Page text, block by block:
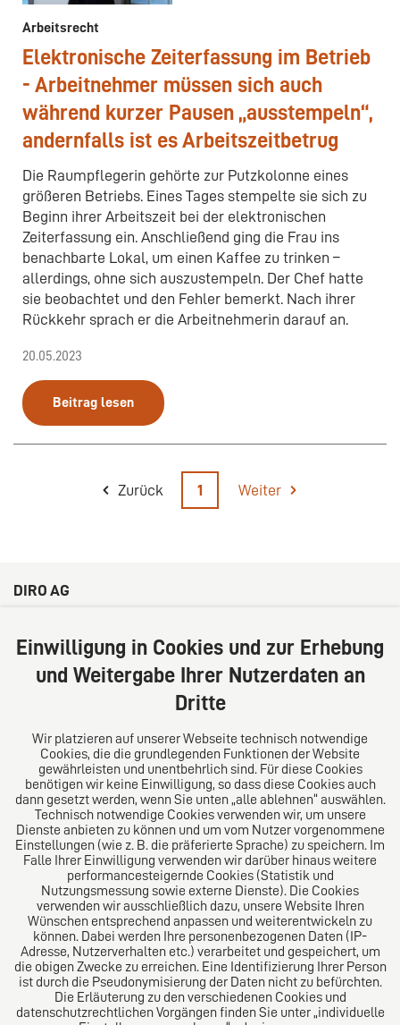
Arbeitsrecht
Elektronische Zeiterfassung im Betrieb
- Arbeitnehmer müssen sich auch
während kurzer Pausen „ausstempeln“,
andernfalls ist es Arbeitszeitbetrug
Die Raumpflegerin gehörte zur Putzkolonne eines
größeren Betriebs. Eines Tages stempelte sie sich zu
Beginn ihrer Arbeitszeit bei der elektronischen
Zeiterfassung ein. Anschließend ging die Frau ins
benachbarte Lokal, um einen Kaffee zu trinken –
allerdings, ohne sich auszustempeln. Der Chef hatte
sie beobachtet und den Fehler bemerkt. Nach ihrer
Rückkehr sprach er die Arbeitnehmerin darauf an.
20.05.2023
Beitrag lesen
Zurück 1 Weiter
DIRO AG
20354 Hamburg
Deutschland
Tel: +49 (0) 40 41352231
Über uns
Das Kanzlei-Vertrauensnetzwerk. Aus Europa für die
Welt. Für den erfolgreichen Mittelstand.
Folgen Sie uns auf
Das europäische Kanzlei-Netzwerk
Einwilligung in Cookies und zur Erhebung
und Weitergabe Ihrer Nutzerdaten an
Dritte
Wir platzieren auf unserer Webseite technisch notwendige
Cookies, die die grundlegenden Funktionen der Website
gewährleisten und unentbehrlich sind. Für diese Cookies
benötigen wir keine Einwilligung, so dass diese Cookies auch
dann gesetzt werden, wenn Sie unten „alle ablehnen“ auswählen.
Technisch notwendige Cookies verwenden wir, um unsere
Dienste anbieten zu können und um vom Nutzer vorgenommene
Einstellungen (wie z. B. die präferierte Sprache) zu speichern. Im
Falle Ihrer Einwilligung verwenden wir darüber hinaus weitere
performancesteigernde Cookies (Statistik und
Nutzungsmessung sowie externe Dienste). Die Cookies
verwenden wir ausschließlich dazu, unsere Website Ihren
Wünschen entsprechend anpassen und weiterentwickeln zu
können. Dabei werden Ihre personenbezogenen Daten (IP-
Adresse, Nutzerverhalten etc.) verarbeitet und gespeichert, um
die obigen Zwecke zu erreichen. Eine Identifizierung Ihrer Person
ist durch die Pseudonymisierung der Daten nicht zu befürchten.
Die Erläuterung zu den verschiedenen Cookies und
datenschutzrechtlichen Vorgängen finden Sie unter „individuelle